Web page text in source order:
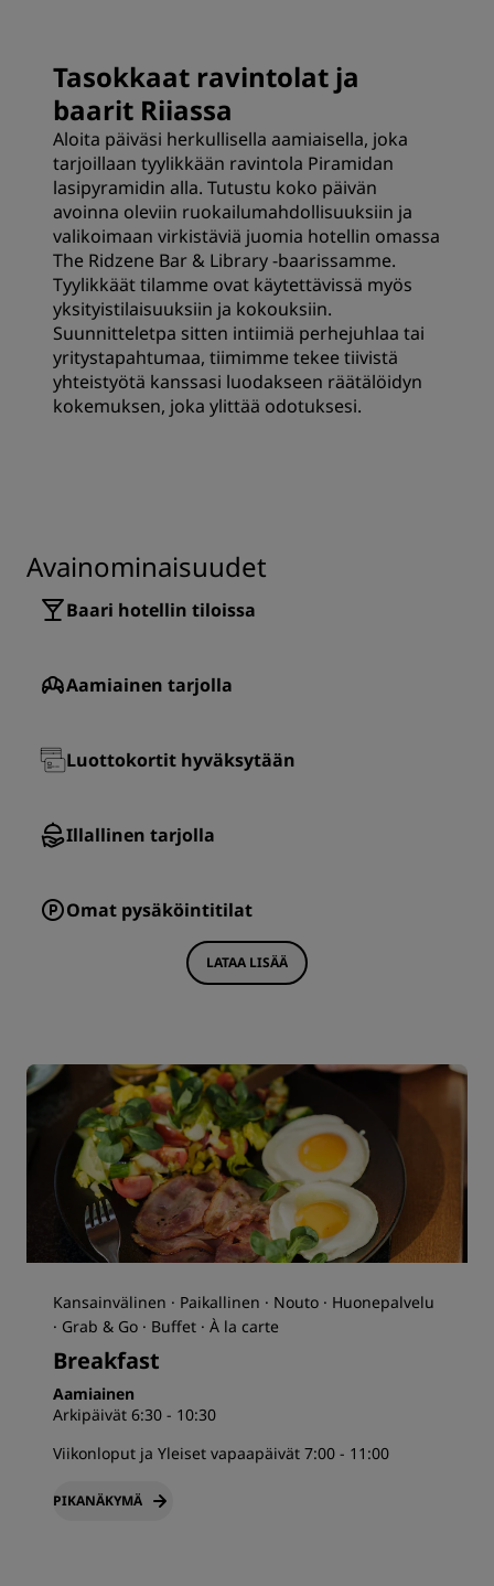
Tasokkaat ravintolat ja
baarit Riiassa
Aloita päiväsi herkullisella aamiaisella, joka
tarjoillaan tyylikkään ravintola Piramidan
lasipyramidin alla. Tutustu koko päivän
avoinna oleviin ruokailumahdollisuuksiin ja
valikoimaan virkistäviä juomia hotellin omassa
The Ridzene Bar & Library -baarissamme.
Tyylikkäät tilamme ovat käytettävissä myös
yksityistilaisuuksiin ja kokouksiin.
Suunnitteletpa sitten intiimiä perhejuhlaa tai
yritystapahtumaa, tiimimme tekee tiivistä
yhteistyötä kanssasi luodakseen räätälöidyn
kokemuksen, joka ylittää odotuksesi.
Avainominaisuudet
Baari hotellin tiloissa
Aamiainen tarjolla
Luottokortit hyväksytään
Illallinen tarjolla
Omat pysäköintitilat
LATAA LISÄÄ
Kansainvälinen · Paikallinen · Nouto · Huonepalvelu
· Grab & Go · Buffet · À la carte
Breakfast
Aamiainen
Arkipäivät 6:30 - 10:30
Viikonloput ja Yleiset vapaapäivät 7:00 - 11:00
PIKANÄKYMÄ